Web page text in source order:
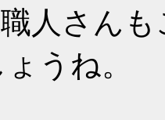
人さん
うね。